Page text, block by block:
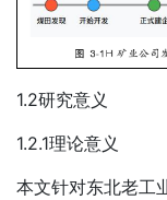
1.2研究意义
1.2.1理论意义
本文针对东北老工